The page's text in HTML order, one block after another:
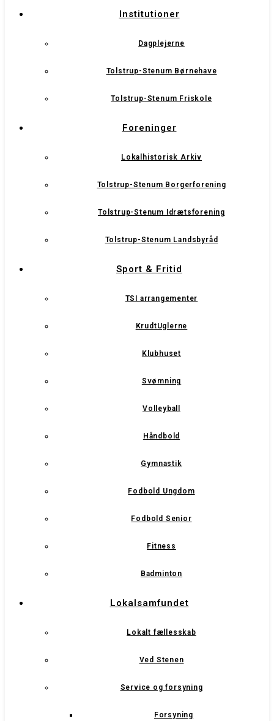
Institutioner
Dagplejerne
Tolstrup-Stenum Børnehave
Tolstrup-Stenum Friskole
Foreninger
Lokalhistorisk Arkiv
Tolstrup-Stenum Borgerforening
Tolstrup-Stenum Idrætsforening
Tolstrup-Stenum Landsbyråd
Sport & Fritid
TSI arrangementer
KrudtUglerne
Klubhuset
Svømning
Volleyball
Håndbold
Gymnastik
Fodbold Ungdom
Fodbold Senior
Fitness
Badminton
Lokalsamfundet
Lokalt fællesskab
Ved Stenen
Service og forsyning
Forsyning